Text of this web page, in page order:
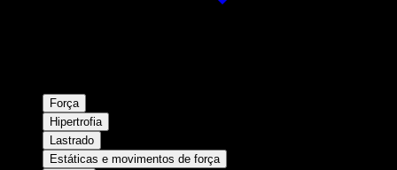
Força
Hipertrofia
Lastrado
Estáticas e movimentos de força